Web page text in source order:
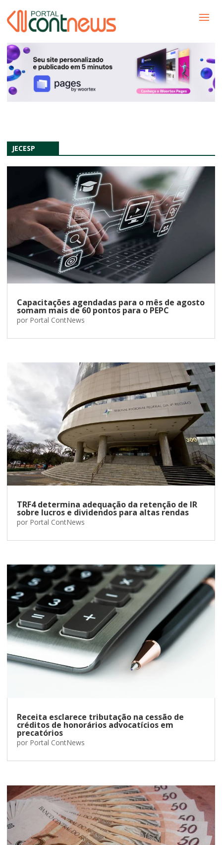
JECESP
Capacitações agendadas para o mês de agosto
somam mais de 60 pontos para o PEPC
por Portal ContNews
TRF4 determina adequação da retenção de IR
sobre lucros e dividendos para altas rendas
por Portal ContNews
Receita esclarece tributação na cessão de
créditos de honorários advocatícios em
precatórios
por Portal ContNews